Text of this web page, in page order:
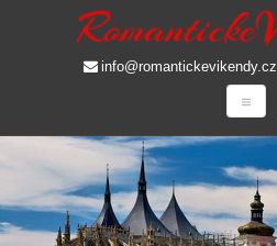
info@romantickevikendy.cz